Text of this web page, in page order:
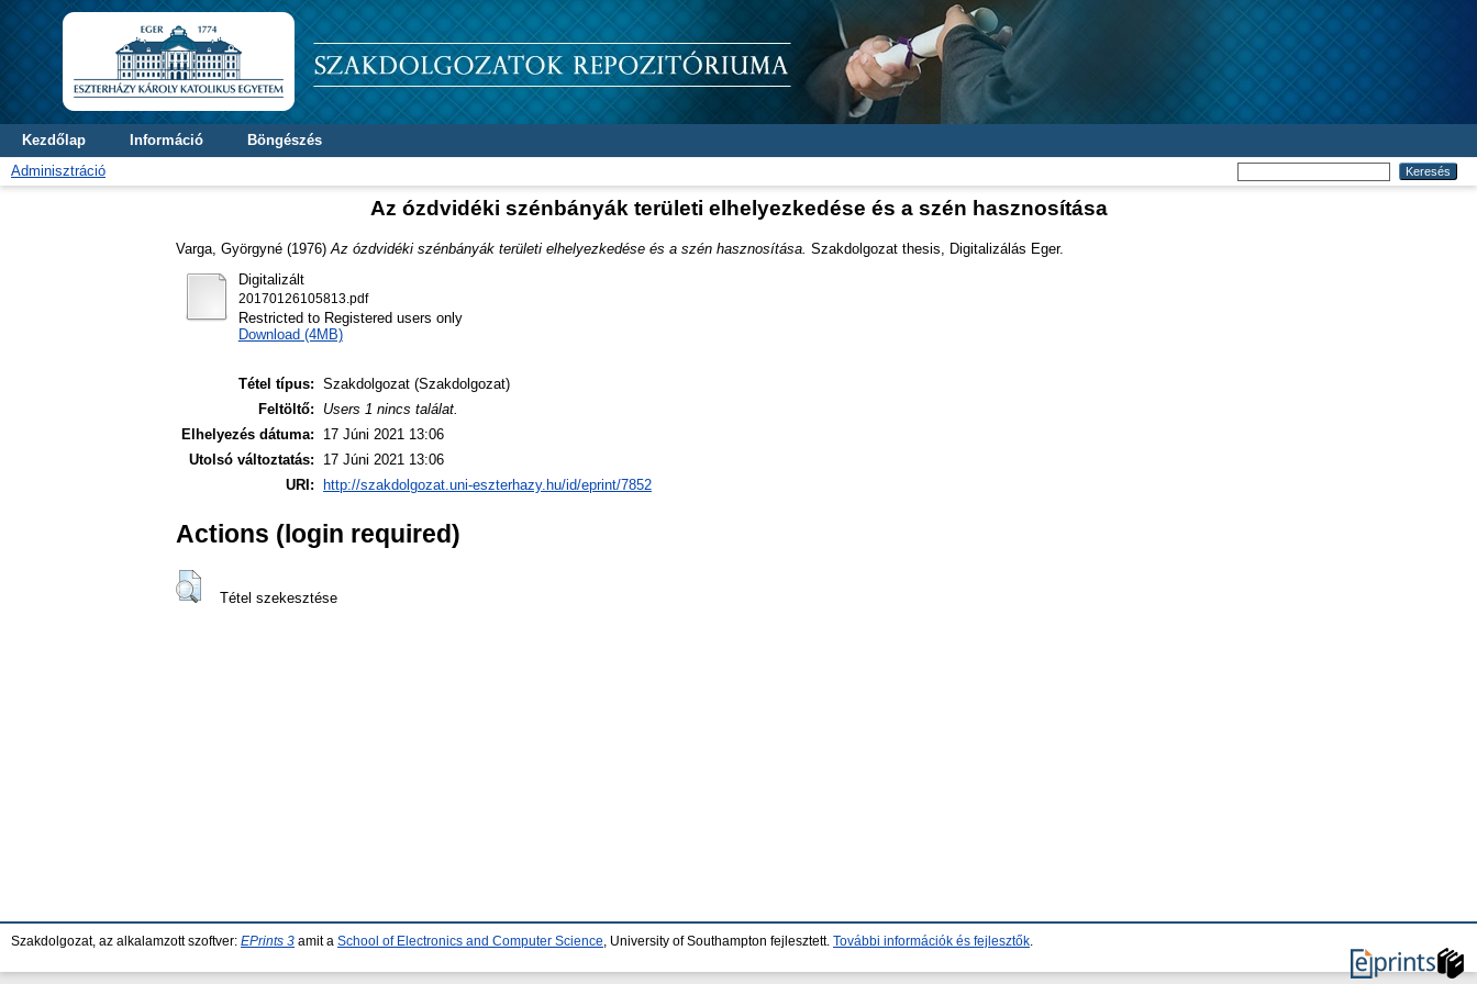
Kezdőlap Információ
Böngészés
Adminisztráció
Az ózdvidéki szénbányák területi elhelyezkedése és a szén hasznosítása
Varga, Györgyné (1976) Az ózdvidéki szénbányák területi elhelyezkedése és a szén hasznosítása. Szakdolgozat thesis, Digitalizálás Eger.
Digitalizált
20170126105813.pdf
Restricted to Registered users only
Download (4MB)
Tétel típus: Szakdolgozat (Szakdolgozat)
Feltöltő:
Users 1 nincs találat.
Elhelyezés dátuma:
17 Júni 2021 13:06
Utolsó változtatás:
17 Júni 2021 13:06
URI:
http://szakdolgozat.uni-eszterhazy.hu/id/eprint/7852
Actions (login required)
Tétel szekesztése
Szakdolgozat, az alkalamzott szoftver: EPrints 3 amit a School of Electronics and Computer Science , University of Southampton fejlesztett. További információk és fejlesztők